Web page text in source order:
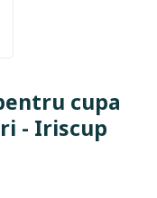
cupa
- Iriscup